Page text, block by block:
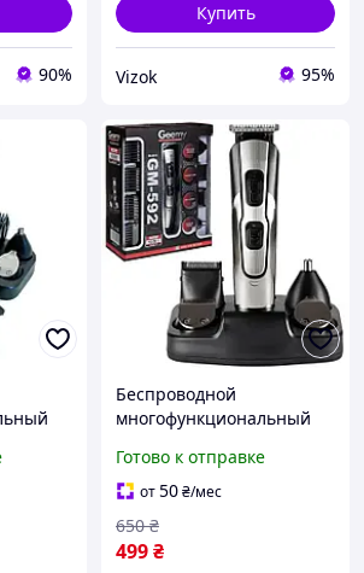
90%
Купить
Vizok 95%
волос
Беспроводной
многофункциональный
10 в 1 для стрижки волос
и бороды, серый
машинка для мужчин.
Готово к отправке
от50₴/мес
499₴
650 ₴